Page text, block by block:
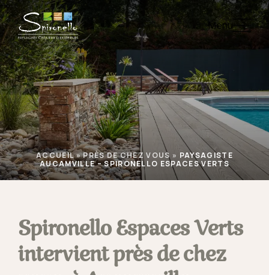
Menu
ACCUEIL»PRÈS DE CHEZ VOUS » PAYSAGISTE
AUCAMVILLE – SPIRONELLO ESPACES VERTS
Spironello Espaces Verts
intervient près de chez